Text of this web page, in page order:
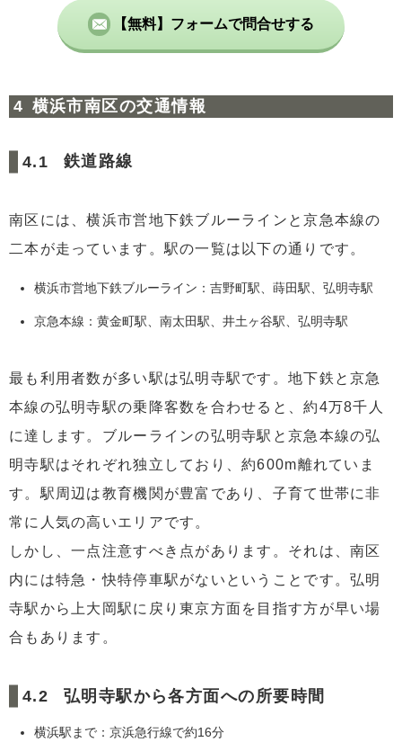
【無料】フォームで問合せする
横浜市南区の交通情報
鉄道路線
南区には、横浜市営地下鉄ブルーラインと京急本線の
二本が走っています。駅の一覧は以下の通りです。
横浜市営地下鉄ブルーライン：吉野町駅、蒔田駅、弘明寺駅
京急本線：黄金町駅、南太田駅、井土ヶ谷駅、弘明寺駅
最も利用者数が多い駅は弘明寺駅です。地下鉄と京急
本線の弘明寺駅の乗降客数を合わせると、約4万8千人
に達します。ブルーラインの弘明寺駅と京急本線の弘
明寺駅はそれぞれ独立しており、約600m離れていま
す。駅周辺は教育機関が豊富であり、子育て世帯に非
常に人気の高いエリアです。
しかし、一点注意すべき点があります。それは、南区
内には特急・快特停車駅がないということです。弘明
寺駅から上大岡駅に戻り東京方面を目指す方が早い場
合もあります。
弘明寺駅から各方面への所要時間
横浜駅まで：京浜急行線で約16分